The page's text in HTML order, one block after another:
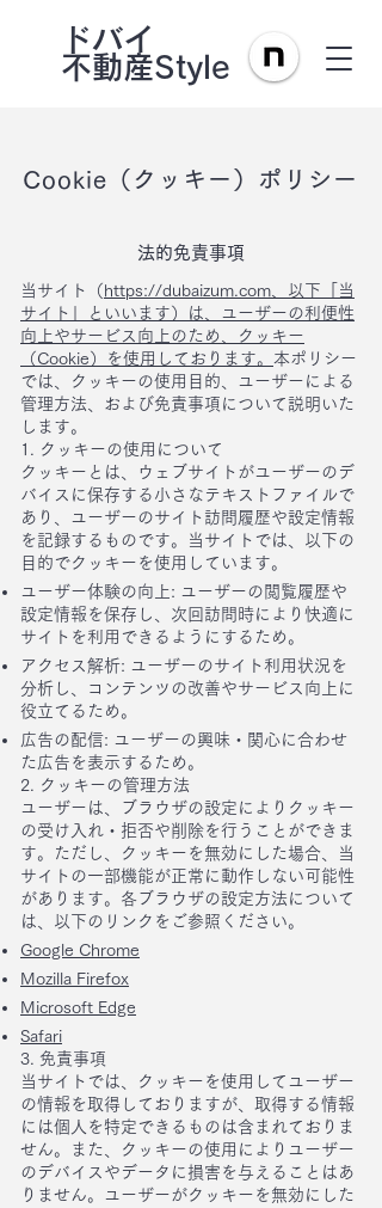
ドバイ
不動産Style
Cookie（クッキー）ポリシー
法的免責事項
当サイト（ https://dubaizum.com 、以下「当
サイト」といいます）は、ユーザーの利便性
向上やサービス向上のため、クッキー
（Cookie）を使用しております。 ​本ポリシー
では、クッキーの使用目的、ユーザーによる
管理方法、および免責事項について説明いた
します。​
1. クッキーの使用について
クッキーとは、ウェブサイトがユーザーのデ
バイスに保存する小さなテキストファイルで
あり、ユーザーのサイト訪問履歴や設定情報
を記録するものです。​当サイトでは、以下の
目的でクッキーを使用しています。​
ユーザー体験の向上: ユーザーの閲覧履歴や
設定情報を保存し、次回訪問時により快適に
サイトを利用できるようにするため。​
アクセス解析: ユーザーのサイト利用状況を
分析し、コンテンツの改善やサービス向上に
役立てるため。​
広告の配信: ユーザーの興味・関心に合わせ
た広告を表示するため。​
2. クッキーの管理方法
ユーザーは、ブラウザの設定によりクッキー
の受け入れ・拒否や削除を行うことができま
す。​ただし、クッキーを無効にした場合、当
サイトの一部機能が正常に動作しない可能性
があります。​各ブラウザの設定方法について
は、以下のリンクをご参照ください。​
Google Chrome
Mozilla Firefox
Microsoft Edge
Safari
3. 免責事項
当サイトでは、クッキーを使用してユーザー
の情報を取得しておりますが、取得する情報
には個人を特定できるものは含まれておりま
せん。​また、クッキーの使用によりユーザー
のデバイスやデータに損害を与えることはあ
りません。​ユーザーがクッキーを無効にした